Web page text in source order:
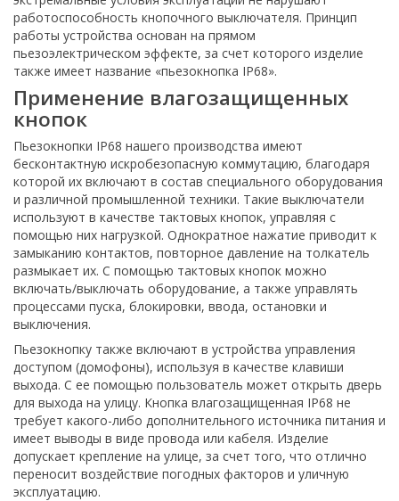
работоспособность кнопочного выключателя. Принцип
работы устройства основан на прямом
пьезоэлектрическом эффекте, за счет которого изделие
также имеет название «пьезокнопка IP68».
Применение влагозащищенных
кнопок
Пьезокнопки IP68 нашего производства имеют
бесконтактную искробезопасную коммутацию, благодаря
которой их включают в состав специального оборудования
и различной промышленной техники. Такие выключатели
используют в качестве тактовых кнопок, управляя с
помощью них нагрузкой. Однократное нажатие приводит к
замыканию контактов, повторное давление на толкатель
размыкает их. С помощью тактовых кнопок можно
включать/выключать оборудование, а также управлять
процессами пуска, блокировки, ввода, остановки и
выключения.
Пьезокнопку также включают в устройства управления
доступом (домофоны), используя в качестве клавиши
выхода. С ее помощью пользователь может открыть дверь
для выхода на улицу. Кнопка влагозащищенная IP68 не
требует какого-либо дополнительного источника питания и
имеет выводы в виде провода или кабеля. Изделие
допускает крепление на улице, за счет того, что отлично
переносит воздействие погодных факторов и уличную
эксплуатацию.